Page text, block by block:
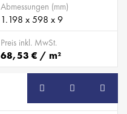
Abmessungen (mm)
1.198 x 598 x 9
Preis inkl. MwSt.
68,53 € / m²